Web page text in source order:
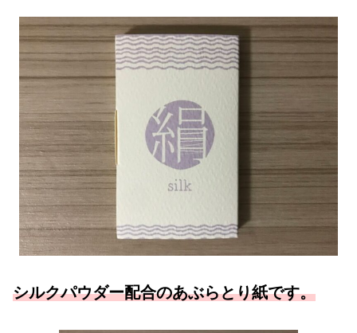
シルクパウダー配合のあぶらとり紙です。